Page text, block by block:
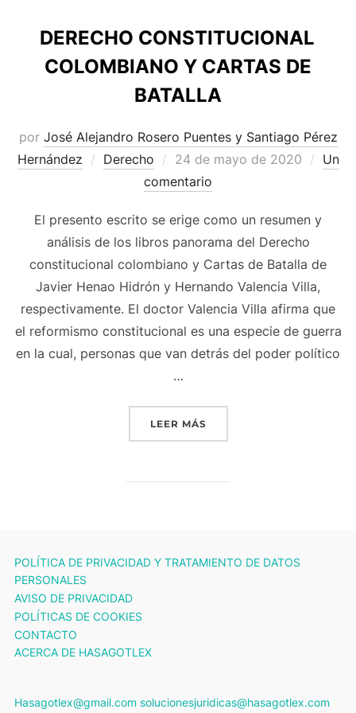
DERECHO CONSTITUCIONAL
COLOMBIANO Y CARTAS DE
BATALLA
por José Alejandro Rosero Puentes y Santiago Pérez
Hernández
Derecho
Publicado
el
24 de mayo de 2020
Un
comentario
El presento escrito se erige como un resumen y
análisis de los libros panorama del Derecho
constitucional colombiano y Cartas de Batalla de
Javier Henao Hidrón y Hernando Valencia Villa,
respectivamente. El doctor Valencia Villa afirma que
el reformismo constitucional es una especie de guerra
en la cual, personas que van detrás del poder político
…
LEER MÁS«DERECHO
POLÍTICA DE PRIVACIDAD Y TRATAMIENTO DE DATOS
PERSONALES
AVISO DE PRIVACIDAD
POLÍTICAS DE COOKIES
CONTACTO
ACERCA DE HASAGOTLEX
Hasagotlex@gmail.com solucionesjuridicas@hasagotlex.com